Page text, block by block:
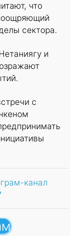
что
сектора.
и
с
канал